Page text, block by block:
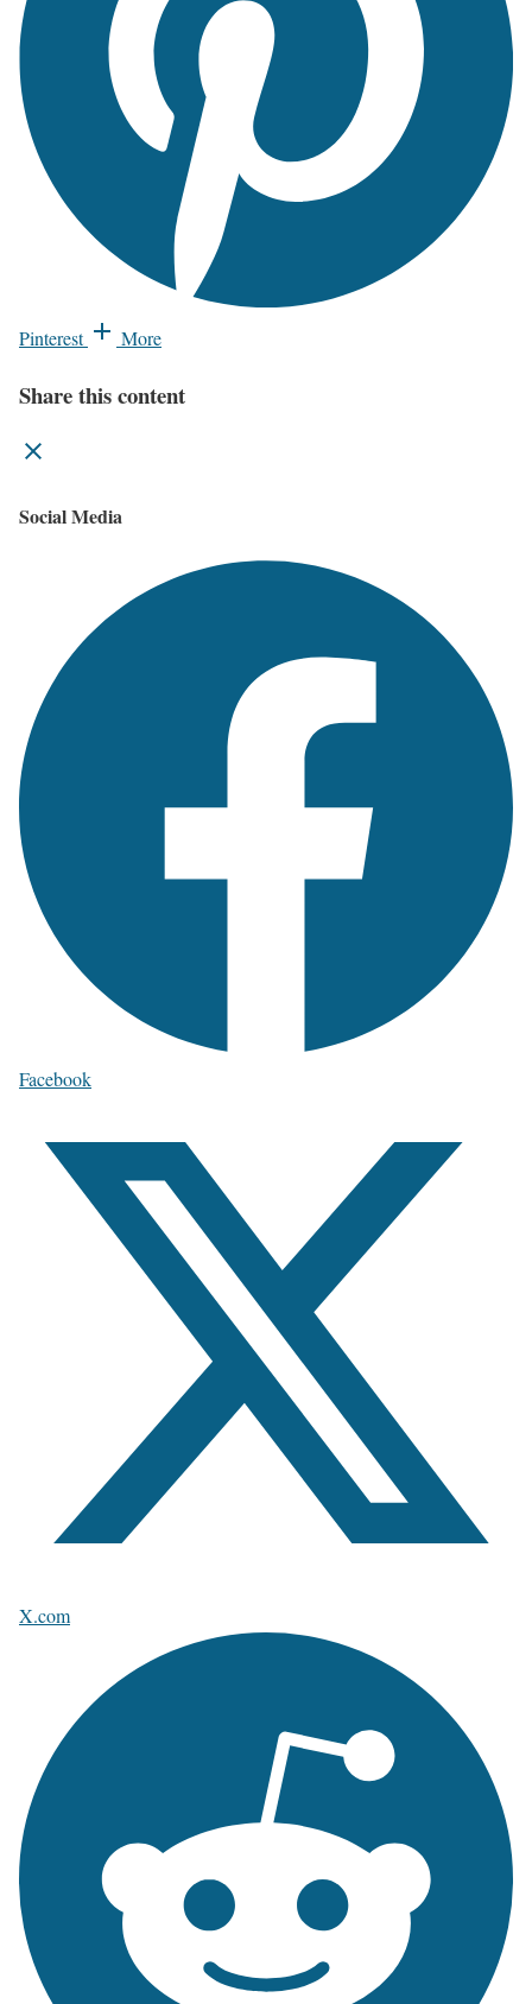
Pinterest More
Share this content
Social Media
Facebook
X.com